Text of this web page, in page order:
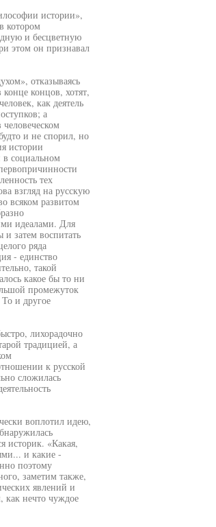
истории»,
котором
и бесцветную
этом он признавал
отказываясь
концов, хотят,
как деятель
а
и не спорил, но
истории
в социальном
тех
взгляд на русскую
всяком развитом
идеалами. Для
и затем воспитать
ряда
- единство
такой
какое бы то ни
промежуток
и другое
лихорадочно
традицией, а
к русской
сложилась
воплотил идею,
историк. «Какая,
и какие -
поэтому
заметим также,
явлений и
как нечто чуждое